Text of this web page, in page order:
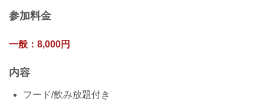
参加料金
一般：8,000円
内容
フード/飲み放題付き